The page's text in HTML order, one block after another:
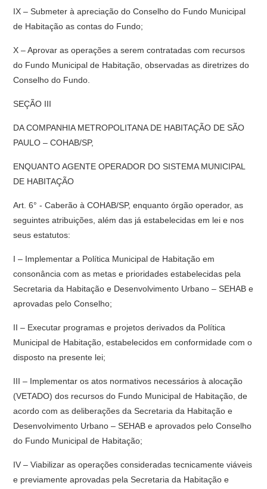
IX – Submeter à apreciação do Conselho do Fundo Municipal
de Habitação as contas do Fundo;
X – Aprovar as operações a serem contratadas com recursos
do Fundo Municipal de Habitação, observadas as diretrizes do
Conselho do Fundo.
SEÇÃO III
DA COMPANHIA METROPOLITANA DE HABITAÇÃO DE SÃO
PAULO – COHAB/SP,
ENQUANTO AGENTE OPERADOR DO SISTEMA MUNICIPAL
DE HABITAÇÃO
Art. 6° - Caberão à COHAB/SP, enquanto órgão operador, as
seguintes atribuições, além das já estabelecidas em lei e nos
seus estatutos:
I – Implementar a Política Municipal de Habitação em
consonância com as metas e prioridades estabelecidas pela
Secretaria da Habitação e Desenvolvimento Urbano – SEHAB e
aprovadas pelo Conselho;
II – Executar programas e projetos derivados da Política
Municipal de Habitação, estabelecidos em conformidade com o
disposto na presente lei;
III – Implementar os atos normativos necessários à alocação
(VETADO) dos recursos do Fundo Municipal de Habitação, de
acordo com as deliberações da Secretaria da Habitação e
Desenvolvimento Urbano – SEHAB e aprovados pelo Conselho
do Fundo Municipal de Habitação;
IV – Viabilizar as operações consideradas tecnicamente viáveis
e previamente aprovadas pela Secretaria da Habitação e